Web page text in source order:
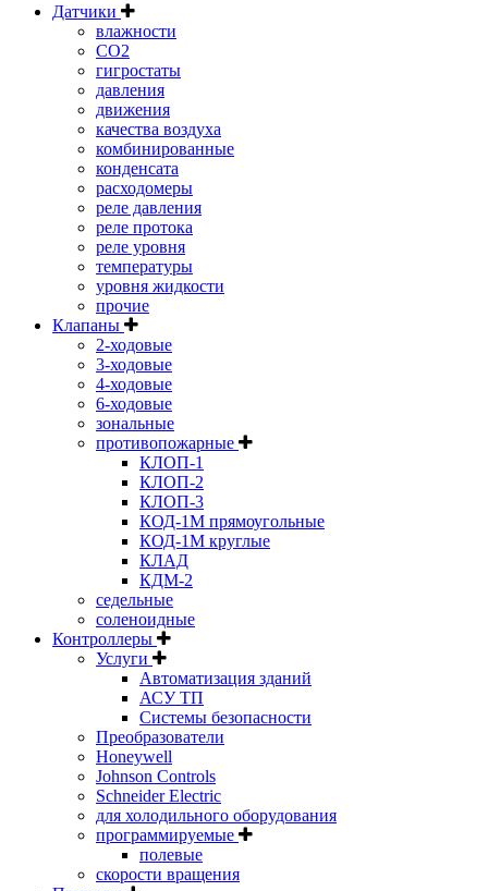
Датчики
влажности
CO2
гигростаты
давления
движения
качества воздуха
комбинированные
конденсата
расходомеры
реле давления
реле протока
реле уровня
температуры
уровня жидкости
прочие
Клапаны
2-ходовые
3-ходовые
4-ходовые
6-ходовые
зональные
противопожарные
КЛОП-1
КЛОП-2
КЛОП-3
КОД-1М прямоугольные
КОД-1М круглые
КЛАД
КДМ-2
седельные
соленоидные
Контроллеры
Услуги
Автоматизация зданий
АСУ ТП
Системы безопасности
Преобразователи
Honeywell
Johnson Controls
Schneider Electric
для холодильного оборудования
программируемые
полевые
скорости вращения